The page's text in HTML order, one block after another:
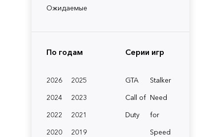
Ожидаемые
По годам
2026
2025
2024
2023
2022
2021
2020
2019
Серии игр
GTA
Stalker
Call of
Duty
Need
for
Speed